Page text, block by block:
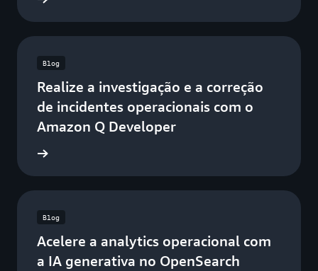
Blog
Realize a investigação e a correção
de incidentes operacionais com o
Amazon Q Developer
Blog
Acelere a analytics operacional com
a IA generativa no OpenSearch